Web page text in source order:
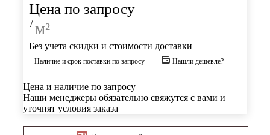
Цена по запросу
/ м²
Без учета скидки и стоимости доставки
Наличие и срок поставки по запросу Нашли дешевле?
Цена и наличие по запросу
Наши менеджеры обязательно свяжутся с вами и
уточнят условия заказа